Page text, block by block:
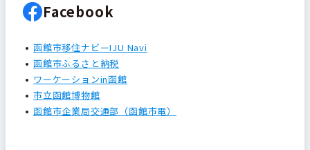
Facebook
函館市移住ナビーIJU Navi
函館市ふるさと納税
ワーケーションin函館
市立函館博物館
函館市企業局交通部（函館市電）